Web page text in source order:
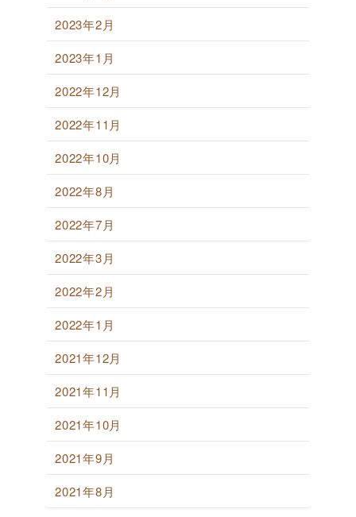
2023年2月
2023年1月
2022年12月
2022年11月
2022年10月
2022年8月
2022年7月
2022年3月
2022年2月
2022年1月
2021年12月
2021年11月
2021年10月
2021年9月
2021年8月